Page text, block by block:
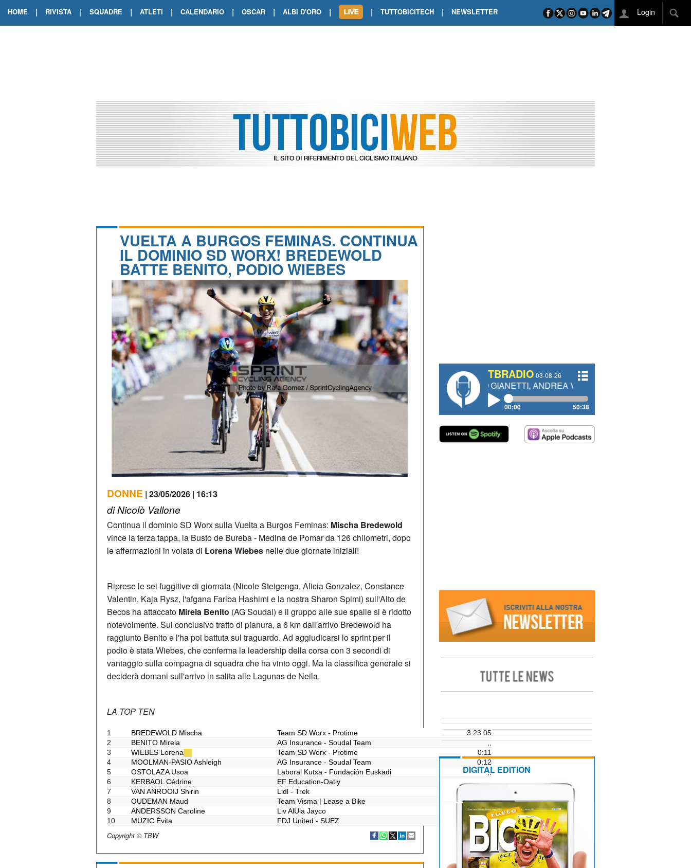
HOME | RIVISTA | SQUADRE | ATLETI | CALENDARIO | OSCAR | ALBI D'ORO |
TOUR DE FRANCE. ORCIERES-MERLETTE INCORONA CARAPAZ
TOUR DE FRANCE. A VOIRON TRIONFO DI PHILIPSEN SU SCHMID E KOOIJ
| TUTTOBICITECH | NEWSLETTER Login
VUELTA A BURGOS FEMINAS. CONTINUA
IL DOMINIO SD WORX! BREDEWOLD
BATTE BENITO, PODIO WIEBES
DONNE | 23/05/2026 | 16:13
di Nicolò Vallone
Continua il dominio SD Worx sulla Vuelta a Burgos Feminas: Mischa Bredewold
vince la terza tappa, la Busto de Bureba - Medina de Pomar da 126 chilometri, dopo
le affermazioni in volata di Lorena Wiebes nelle due giornate iniziali!
Riprese le sei fuggitive di giornata (Nicole Steigenga, Alicia Gonzalez, Constance
Valentin, Kaja Rysz, l'afgana Fariba Hashimi e la nostra Sharon Spimi) sull'Alto de
Becos ha attaccato Mireia Benito (AG Soudal) e il gruppo alle sue spalle si è ridotto
notevolmente. Sul conclusivo tratto di pianura, a 6 km dall'arrivo Bredewold ha
raggiunto Benito e l'ha poi battuta sul traguardo. Ad aggiudicarsi lo sprint per il
podio è stata Wiebes, che conferma la leadership della corsa con 3 secondi di
vantaggio sulla compagna di squadra che ha vinto oggi. Ma la classifica generale si
deciderà domani sull'arrivo in salita alle Lagunas de Neila.
LA TOP TEN
1 BREDEWOLD Mischa Team SD Worx - Protime
3:23:05
2
BENITO Mireia AG Insurance - Soudal Team
,,
3
WIEBES Lorena Team SD Worx - Protime
0:11
4
MOOLMAN-PASIOAshleigh AG Insurance - Soudal Team
0:12
5
OSTOLAZAUsoa Laboral Kutxa - Fundación Euskadi
,,
6
KERBAOL Cédrine EF Education-Oatly
7
VAN ANROOIJ Shirin Lidl - Trek
8
OUDEMAN Maud Team Visma | Lease a Bike
,,
9
ANDERSSON Caroline Liv AlUla Jayco
,,
10
MUZIC Évita FDJ United - SUEZ ,,
Copyright © TBW
TBRADIO 03-08-26
#334 CHARLY WEGELIUS, MAURO GIANETTI, ANDREA VENDRAME, FILIPPO FIORELLI
00:00 50:38
DIGITAL EDITION